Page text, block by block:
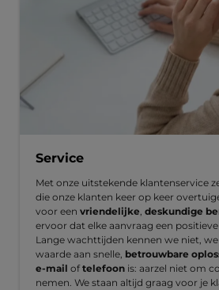
Service
Met onze uitstekende klantenservice
die onze klanten keer op keer
voor een vriendelijke, deskundige
ervoor dat elke aanvraag een
Lange wachttijden kennen we niet,
waarde aan snelle, betrouwbare
e-mail oftelefoon is: aarzel niet om
nemen. We staan altijd graag voor je